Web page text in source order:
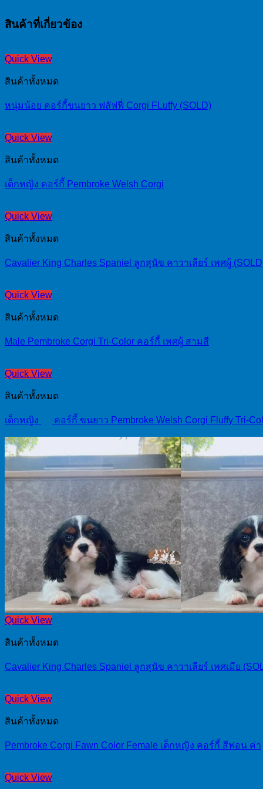
สินค้าที่เกี่ยวข้อง
Quick View
สินค้าทั้งหมด
หนุ่มน้อย คอร์กี้ขนยาว ฟลัฟฟี่ Corgi FLuffy (SOLD)
Quick View
สินค้าทั้งหมด
เด็กหญิง คอร์กี้ Pembroke Welsh Corgi
Quick View
สินค้าทั้งหมด
Cavalier King Charles Spaniel ลูกสุนัข คาวาเลียร์ เพศผู้
Quick View
สินค้าทั้งหมด
Male Pembroke Corgi Tri-Color คอร์กี้ เพศผู้ สามสี
Quick View
สินค้าทั้งหมด
เด็กหญิง คอร์กี้ ขนยาว Pembroke Welsh Corgi Fluffy Tri-
Quick View
สินค้าทั้งหมด
Cavalier King Charles Spaniel ลูกสุนัข คาวาเลียร์ เพศเมีย
Quick View
สินค้าทั้งหมด
Pembroke Corgi Fawn Color Female เด็กหญิง คอร์กี้ สีฟอน ค่า
Quick View